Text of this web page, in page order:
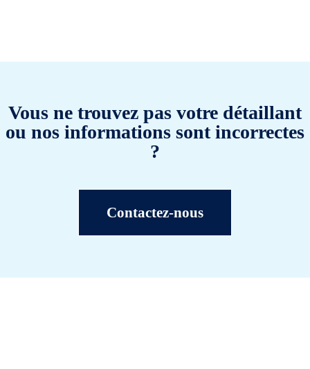
Vous ne trouvez pas votre détaillant
ou nos informations sont incorrectes
?
Contactez-nous